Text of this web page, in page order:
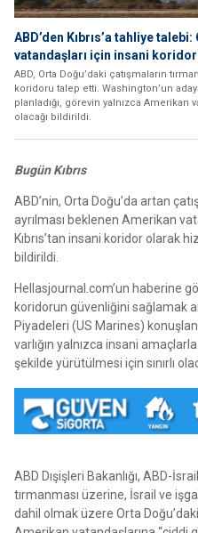
ABD’den Kıbrıs’a tahliye
vatandaşları için insani koridor
ABD, Orta Doğu’daki çatışmaların
koridoru talep etti. Washington’un
planladığı, görevin yalnızca Amerikan
olacağı bildirildi.
Bugün Kıbrıs
ABD’nin, Orta Doğu’da artan
ayrılması beklenen Amerikan
Kıbrıs’tan insani koridor olarak
bildirildi.
Hellasjournal.com’un haberine
koridorun güvenliğini sağlamak
Piyadeleri (US Marines)
varlığın yalnızca insani
şekilde yürütülmesi için sınırlı
ABD Dışişleri Bakanlığı, ABD-
tırmanması üzerine, İsrail ve
dahil olmak üzere Orta